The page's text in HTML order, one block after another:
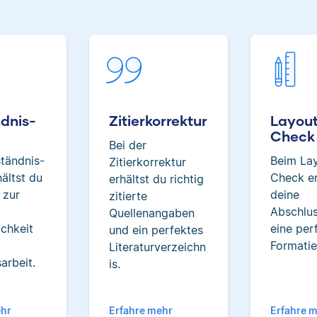
du
zur
Zitierkorrektur
Bei der
Zitierkorrektur
erhältst du richtig
zitierte
Quellenangaben
und ein perfektes
Literaturverzeichn
is.
Erfahre mehr
Check
Beim
Check
deine
eine
Erfahre
besonders, dass er immer
über das jeweilige
Yasemin